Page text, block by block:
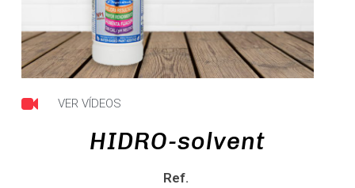
VER VÍDEOS
HIDRO-solvent
Ref.